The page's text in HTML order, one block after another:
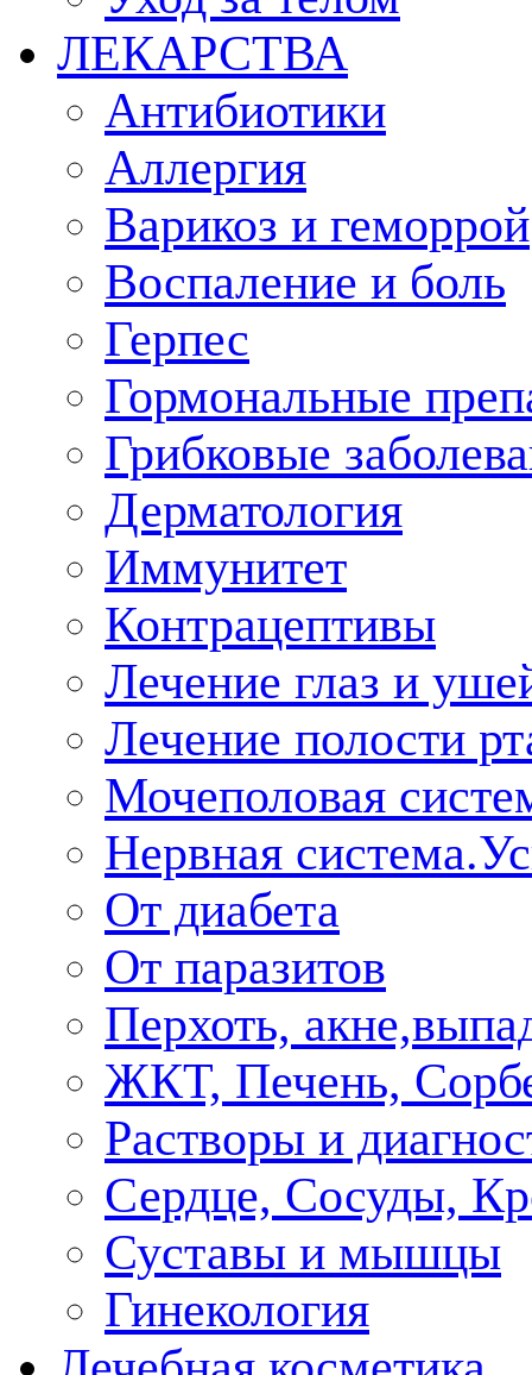
ЛЕКАРСТВА
Антибиотики
Аллергия
Варикоз и геморрой
Воспаление и боль
Герпес
Гормональные
Грибковые
Дерматология
Иммунитет
Контрацептивы
Лечение глаз и
Лечение полости
Мочеполовая
Нервная
От диабета
От паразитов
Перхоть,
ЖКТ, Печень,
Растворы и
Сердце, Сосуды,
Суставы и мышцы
Гинекология